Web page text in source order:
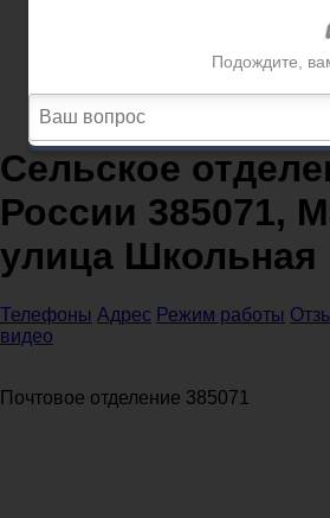
Сельское отделение почты
улица Школьная
Сельское
России 385071,
улица Школьная
Телефоны Адрес Режим работы
видео
Почтовое отделение 385071